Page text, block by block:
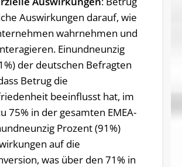
Auswirkungen darauf, wie
wahrnehmen und
Einundneunzig
der deutschen Befragten
Betrug die
beeinflusst hat, im
75% in der gesamten EMEA-
Prozent (91%)
auf die
was über den 71% in